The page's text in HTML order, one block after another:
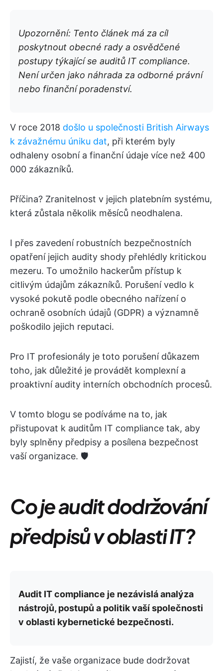
Upozornění: Tento článek má za cíl
poskytnout obecné rady a osvědčené
postupy týkající se auditů IT compliance.
Není určen jako náhrada za odborné právní
nebo finanční poradenství.
V roce 2018 došlo u společnosti British Airways
k závažnému úniku dat, při kterém byly
odhaleny osobní a finanční údaje více než 400
000 zákazníků.
Příčina? Zranitelnost v jejich platebním systému,
která zůstala několik měsíců neodhalena.
I přes zavedení robustních bezpečnostních
opatření jejich audity shody přehlédly kritickou
mezeru. To umožnilo hackerům přístup k
citlivým údajům zákazníků. Porušení vedlo k
vysoké pokutě podle obecného nařízení o
ochraně osobních údajů (GDPR) a významně
poškodilo jejich reputaci.
Pro IT profesionály je toto porušení důkazem
toho, jak důležité je provádět komplexní a
proaktivní audity interních obchodních procesů.
V tomto blogu se podíváme na to, jak
přistupovat k auditům IT compliance tak, aby
byly splněny předpisy a posílena bezpečnost
vaší organizace. 🛡️
Co je audit dodržování
předpisů v oblasti IT?
Audit IT compliance je nezávislá analýza
nástrojů, postupů a politik vaší společnosti
v oblasti kybernetické bezpečnosti.
Zajistí, že vaše organizace bude dodržovat